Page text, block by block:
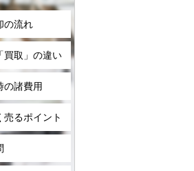
の流れ
買取」の違い
の諸費用
売るポイント